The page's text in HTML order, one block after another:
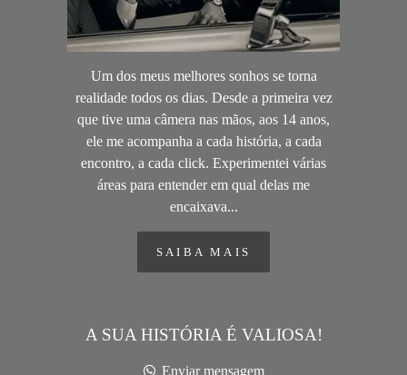
Um dos meus melhores sonhos se torna
realidade todos os dias. Desde a primeira vez
que tive uma câmera nas mãos, aos 14 anos,
ele me acompanha a cada história, a cada
encontro, a cada click. Experimentei várias
áreas para entender em qual delas me
encaixava...
SAIBA MAIS
A SUA HISTÓRIA É VALIOSA!
Enviar mensagem